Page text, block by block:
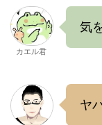
カエル君
気
ヤ